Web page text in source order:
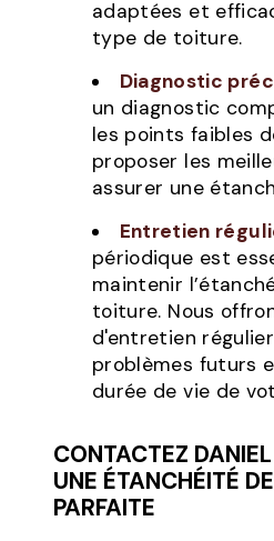
adaptées et
type de toiture.
Diagnostic
un diagnostic
les points faibles
proposer les
assurer une
Entretien
périodique est
maintenir
toiture. Nous
d'entretien
problèmes futurs
durée de vie de
CONTACTEZ DANIEL CORPET POUR
UNE ÉTANCHÉITÉ
PARFAITE